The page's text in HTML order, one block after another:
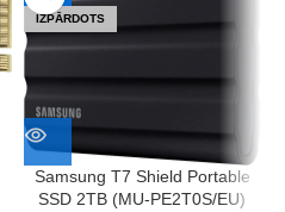
IZPĀRDOTS
Samsung T7 Shield Portable
SSD 2TB (MU-PE2T0S/EU)